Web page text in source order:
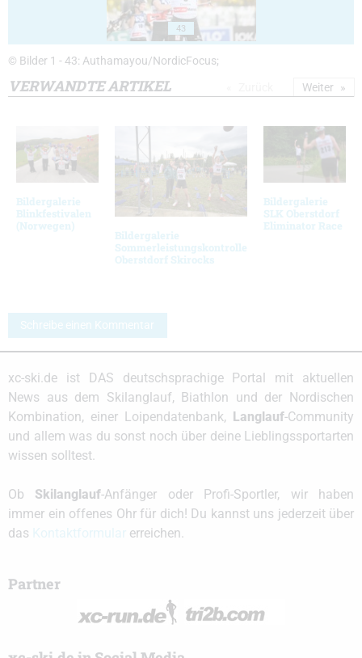
43
© Bilder 1 - 43: Authamayou/NordicFocus;
VERWANDTE ARTIKEL
Bildergalerie
Blinkfestivalen
(Norwegen)
Bildergalerie
Sommerleistungskontrolle
Oberstdorf Skirocks
Bildergalerie
SLK Oberstdorf
Eliminator Race
Weiter
Schreibe einen Kommentar
xc-ski.de ist DAS deutschsprachige Portal mit aktuellen
News aus dem Skilanglauf, Biathlon und der Nordischen
Kombination, einer Loipendatenbank, Langlauf-Community
und allem was du sonst noch über deine Lieblingssportarten
wissen solltest.
Ob Skilanglauf-Anfänger oder Profi-Sportler, wir haben
immer ein offenes Ohr für dich! Du kannst uns jederzeit über
das
erreichen.
Partner